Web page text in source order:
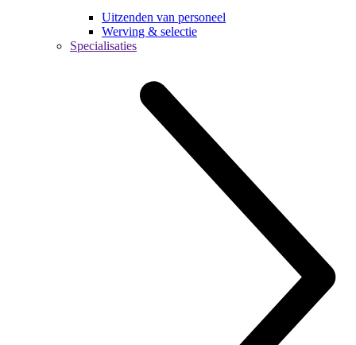
Uitzenden van personeel
Werving & selectie
Specialisaties